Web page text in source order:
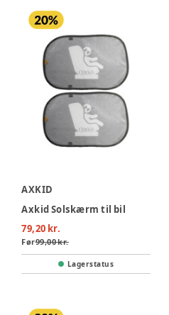
AXKID
Axkid Solskærm til bil
79,20 kr.
Før99,00 kr.
Lagerstatus